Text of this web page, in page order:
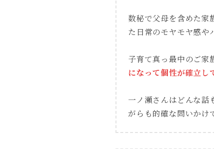
数秘で父母を含めた家
た日常のモヤモヤ感や
子育て真っ最中のご家
になって個性が確立し
一ノ瀬さんはどんな話
がらも的確な問いかけ